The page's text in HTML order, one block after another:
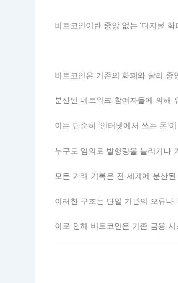
비트코인이란 중앙 없는 ‘디지털 화
비트코인은 기존의 화폐와 달리 중
분산된 네트워크 참여자들에 의해
이는 단순히 ‘인터넷에서 쓰는 돈’
누구도 임의로 발행량을 늘리거나
모든 거래 기록은 전 세계에 분산
이러한 구조는 단일 기관의 오류
이로 인해 비트코인은 기존 금융